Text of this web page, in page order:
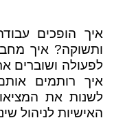
איך הופכים
ותשוקה? איך
לפעולה ושוברים
איך רותמים
לשנות את
האישיות לניהול